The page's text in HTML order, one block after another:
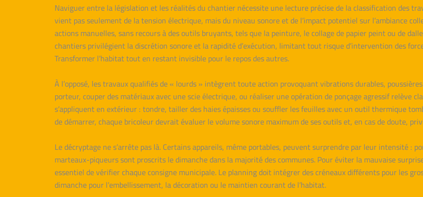
Naviguer entre la législation et les réalités du chantier nécessite une lecture précise de la classification des
vient pas seulement de la tension électrique, mais du niveau sonore et de l’impact potentiel sur l’ambiance
actions manuelles, sans recours à des outils bruyants, tels que la peinture, le collage de papier peint ou de
chantiers privilégient la discrétion sonore et la rapidité d’exécution, limitant tout risque d’intervention des
Transformer l’habitat tout en restant invisible pour le repos des autres.
À l’opposé, les travaux qualifiés de « lourds » intègrent toute action provoquant vibrations durables,
porteur, couper des matériaux avec une scie électrique, ou réaliser une opération de ponçage agressif relève
s’appliquent en extérieur : tondre, tailler des haies épaisses ou souffler les feuilles avec un outil thermique
de démarrer, chaque bricoleur devrait évaluer le volume sonore maximum de ses outils et, en cas de doute,
Le décryptage ne s’arrête pas là. Certains appareils, même portables, peuvent surprendre par leur intensité :
marteaux-piqueurs sont proscrits le dimanche dans la majorité des communes. Pour éviter la mauvaise
essentiel de vérifier chaque consigne municipale. Le planning doit intégrer des créneaux différents pour les
dimanche pour l’embellissement, la décoration ou le maintien courant de l’habitat.